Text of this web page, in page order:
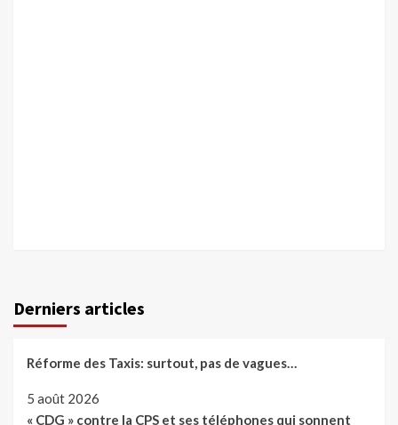
Derniers articles
Réforme des Taxis: surtout, pas de vagues…
5 août 2026
« CDG » contre la CPS et ses téléphones qui sonnent